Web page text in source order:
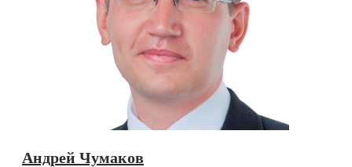
Андрей Чумаков